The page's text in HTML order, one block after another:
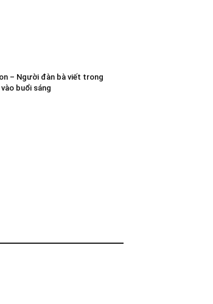
– Người đàn bà viết trong
buổi sáng